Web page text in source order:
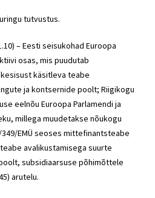
tutvustus.
– Eesti seisukohad Euroopa
osas, mis puudutab
käsitleva teabe
ja kontsernide poolt; Riigikogu
eelnõu Euroopa Parlamendi ja
millega muudetakse nõukogu
EMÜ seoses mittefinantsteabe
avalikustamisega suurte
subsidiaarsuse põhimõttele
arutelu.